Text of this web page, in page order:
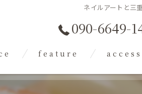
ネイルアートと三
090-6649-
feature access